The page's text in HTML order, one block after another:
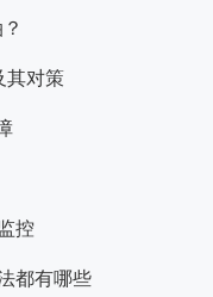
其对策
控
都有哪些